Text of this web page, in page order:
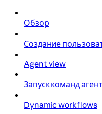
Обзор
Создание
Agent view
Запуск команд
Dynamic workflows